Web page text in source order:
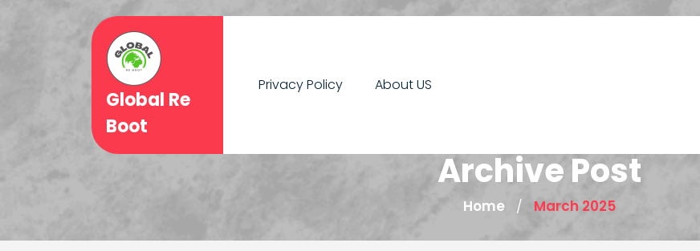
Global Re
Boot
Privacy Policy About US
Archive Post
Home / March 2025